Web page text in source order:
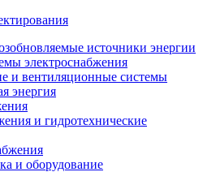
источники энергии
электроснабжения
и вентиляционные системы
энергия
и гидротехнические
и оборудование